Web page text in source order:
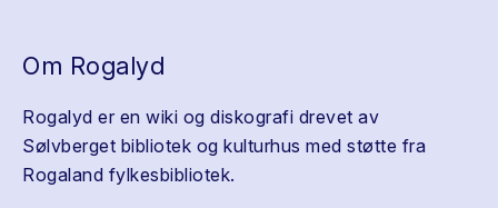
Om Rogalyd
Rogalyd er en wiki og diskografi drevet av
Sølvberget bibliotek og kulturhus med støtte fra
Rogaland fylkesbibliotek.